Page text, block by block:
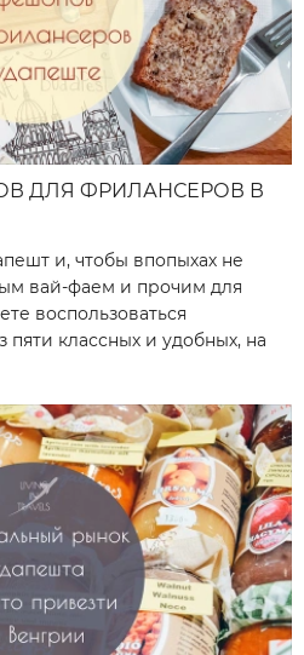
ДЛЯ ФРИЛАНСЕРОВ В
и, чтобы впопыхах не
вай-фаем и прочим для
воспользоваться
классных и удобных, на